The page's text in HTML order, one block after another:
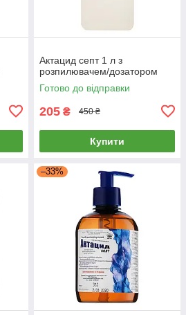
Актацид септ 1 л з
розпилювачем/дозатором
Готово до відправки
205 ₴ 450 ₴
Купити
–33%